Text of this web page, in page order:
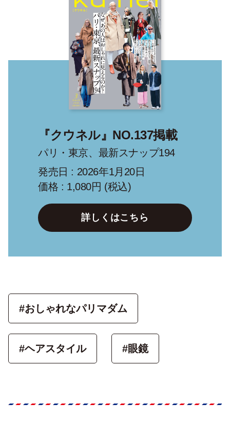
『クウネル』NO.137掲載
パリ・東京、最新スナップ194
発売日 : 2026年1月20日
価格 : 1,080円 (税込)
詳しくはこちら
#おしゃれなパリマダム
#ヘアスタイル #眼鏡